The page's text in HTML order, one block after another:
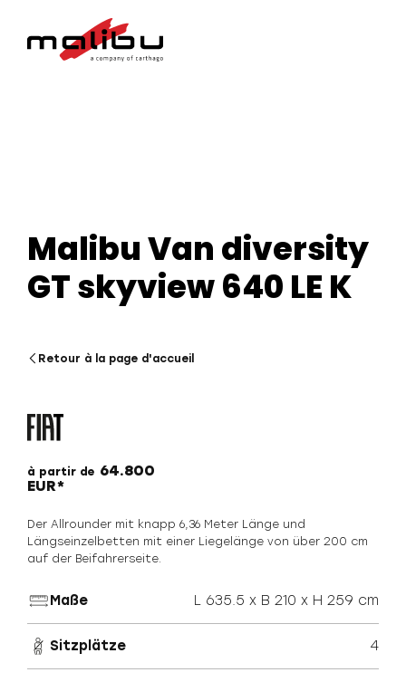
Malibu Van diversity
GT skyview 640 LE K
Retour à la page d'accueil
à partir de 64.800
EUR*
Der Allrounder mit knapp 6,36 Meter Länge und
Längseinzelbetten mit einer Liegelänge von über 200 cm
auf der Beifahrerseite.
Maße L 635.5 x B 210 x H 259 cm
Sitzplätze 4